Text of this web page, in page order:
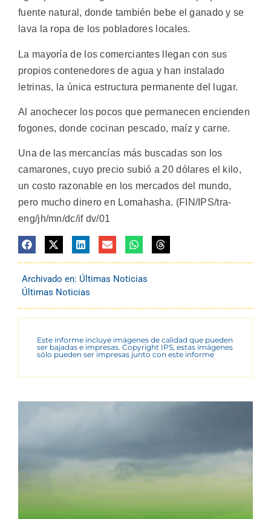
fuente natural, donde también bebe el ganado y se
lava la ropa de los pobladores locales.
La mayoría de los comerciantes llegan con sus
propios contenedores de agua y han instalado
letrinas, la única estructura permanente del lugar.
Al anochecer los pocos que permanecen encienden
fogones, donde cocinan pescado, maíz y carne.
Una de las mercancías más buscadas son los
camarones, cuyo precio subió a 20 dólares el kilo,
un costo razonable en los mercados del mundo,
pero mucho dinero en Lomahasha. (FIN/IPS/tra-
eng/jh/mn/dc/if dv/01
Archivado en: Últimas Noticias
Últimas Noticias
Este informe incluye imágenes de calidad que pueden
ser bajadas e impresas. Copyright IPS, estas imágenes
sólo pueden ser impresas junto con este informe